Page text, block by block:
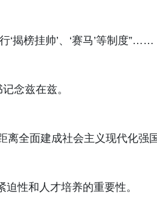
‘揭榜挂帅’、‘赛马’等制度”……
念兹在兹。
全面建成社会主义现代化强
性和人才培养的重要性。